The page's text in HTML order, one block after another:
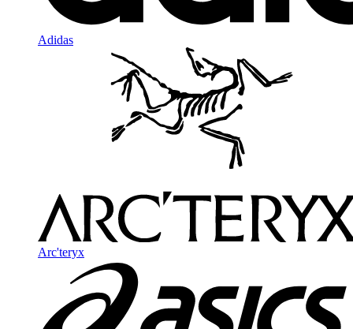
Adidas
Arc'teryx